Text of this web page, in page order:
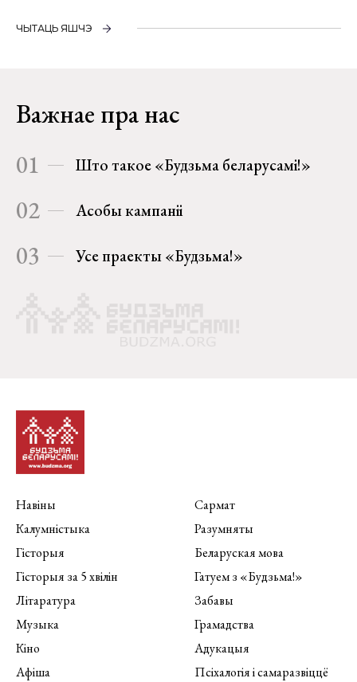
ЧЫТАЦЬ ЯШЧЭ
Важнае пра нас
01 Што такое «Будзьма беларусамі!»
02 Асобы кампаніі
03 Усе праекты «Будзьма!»
Навіны
Калумністыка
Гісторыя
Гісторыя за 5 хвілін
Літаратура
Музыка
Кіно
Афіша
Сармат
Разумняты
Беларуская мова
Гатуем з «Будзьма!»
Забавы
Грамадства
Адукацыя
Псіхалогія і самаразвіццё